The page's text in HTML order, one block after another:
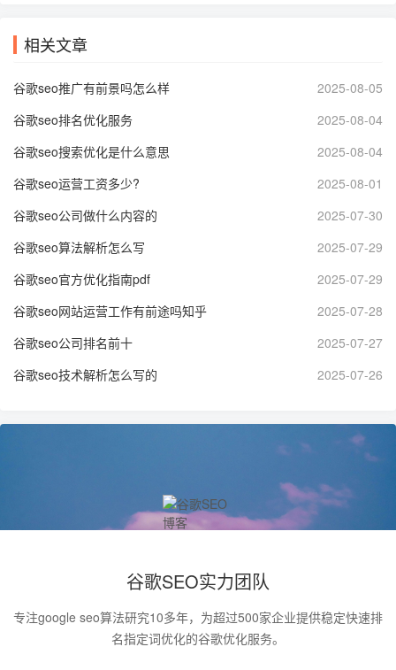
相关文章
谷歌seo推广有前景吗怎么样
2025-08-05
谷歌seo排名优化服务
2025-08-04
谷歌seo搜索优化是什么意思
2025-08-04
谷歌seo运营工资多少?
2025-08-01
谷歌seo公司做什么内容的
2025-07-30
谷歌seo算法解析怎么写
2025-07-29
谷歌seo官方优化指南pdf
2025-07-29
谷歌seo网站运营工作有前途吗知乎
2025-07-28
谷歌seo公司排名前十
2025-07-27
谷歌seo技术解析怎么写的
2025-07-26
谷歌SEO实力团队
专注google seo算法研究10多年，为超过500家企业提供稳定快速排
名指定词优化的谷歌优化服务。